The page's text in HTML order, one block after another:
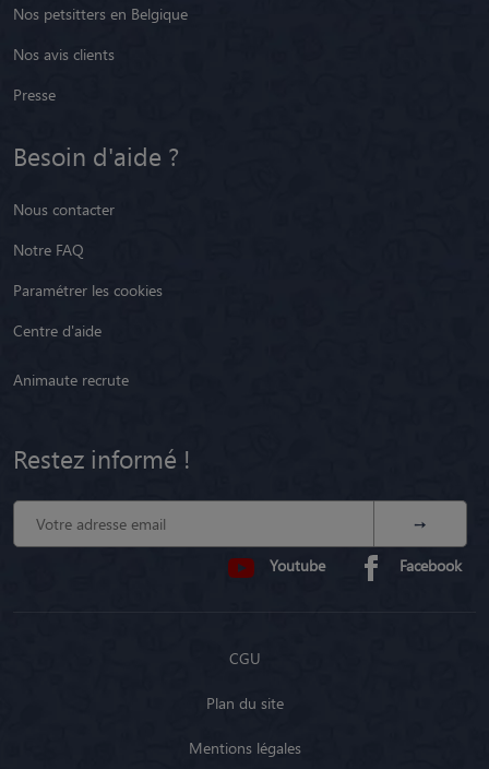
Nos petsitters en Belgique
Nos avis clients
Presse
Besoin d'aide ?
Nous contacter
Notre FAQ
Paramétrer les cookies
Centre d'aide
Animaute recrute
Restez informé !
Youtube Facebook
CGU
Plan du site
Mentions légales